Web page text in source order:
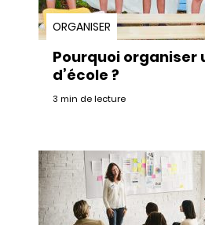
ORGANISER
Pourquoi organiser
d’école ?
3 min de lecture